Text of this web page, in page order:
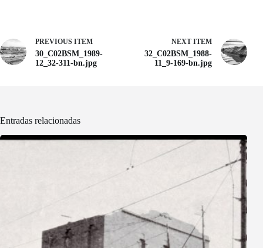
PREVIOUS ITEM
30_C02BSM_1989-
12_32-311-bn.jpg
NEXT ITEM
32_C02BSM_1988-
11_9-169-bn.jpg
Entradas relacionadas